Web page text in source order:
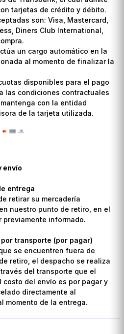
tarjetas de crédito y débito.
son: Visa, Mastercard,
Diners Club International,
un cargo automático en la
al momento de finalizar la
disponibles para el pago
las condiciones contractuales
con la entidad
de la tarjeta utilizada.
envío
entrega
retirar su mercadería
nuestro punto de retiro, en el
previamente informado.
transporte (por pagar)
se encuentren fuera de
retiro, el despacho se realiza
del transporte que el
costo del envío es por pagar y
directamente al
momento de la entrega.